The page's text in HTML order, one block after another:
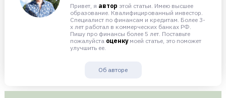
Привет, я автор этой статьи. Имею высшее
образование. Квалифицированный инвестор.
Специалист по финансам и кредитам. Более 3-
х лет работал в коммерческих банках РФ.
Пишу про финансы более 5 лет. Поставьте
пожалуйста оценкумоей статье, это поможет
улучшить ее.
Об авторе